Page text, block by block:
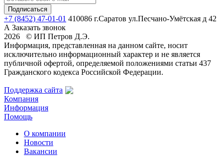
+7 (8452) 47-01-01 410086 г.Саратов ул.Песчано-Умётская д 42
А Заказать звонок
2026 © ИП Петров Д.Э.
Информация, представленная на данном сайте, носит
исключительно информационный характер и не является
публичной офертой, определяемой положениями статьи 437
Гражданского кодекса Российской Федерации.
Поддержка сайта
Компания
Информация
Помощь
О компании
Новости
Вакансии